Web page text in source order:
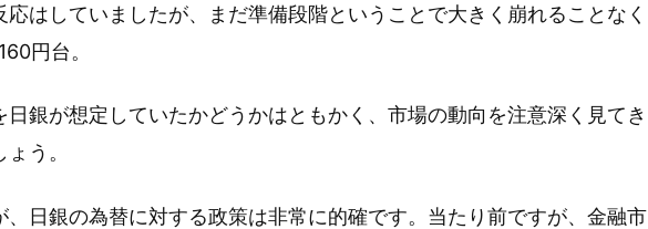
応はしていましたが、まだ準備段階ということで大きく崩れることなく
円台。
日銀が想定していたかどうかはともかく、市場の動向を注意深く見てき
う。
、日銀の為替に対する政策は非常に的確です。当たり前ですが、金融市